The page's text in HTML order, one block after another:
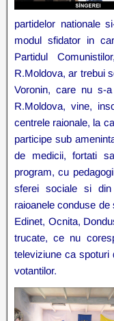
partidelor nationale
modul sfidator in
Partidul
R.Moldova, ar trebui
Voronin, care nu s-
R.Moldova, vine,
centrele raionale, la
participe sub
de medicii, fortati
program, cu
sferei sociale si
raioanele conduse
Edinet, Ocnita,
trucate, ce nu
televiziune ca spoturi
votantilor.